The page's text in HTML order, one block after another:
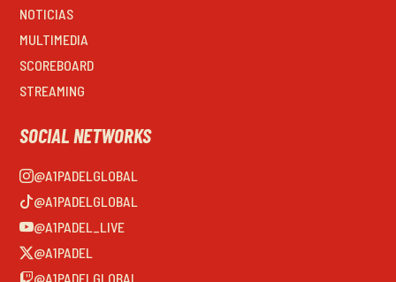
NOTICIAS
MULTIMEDIA
SCOREBOARD
STREAMING
SOCIAL NETWORKS
@A1PADELGLOBAL
@A1PADELGLOBAL
@A1PADEL_LIVE
@A1PADEL
@A1PADELGLOBAL